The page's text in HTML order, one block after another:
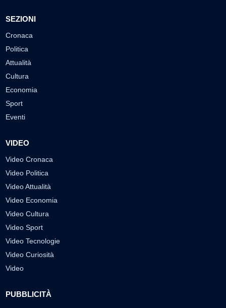
SEZIONI
Cronaca
Politica
Attualità
Cultura
Economia
Sport
Eventi
VIDEO
Video Cronaca
Video Politica
Video Attualità
Video Economia
Video Cultura
Video Sport
Video Tecnologie
Video Curiosità
Video
PUBBLICITÀ